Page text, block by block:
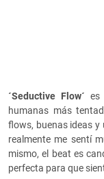
´Seductive Flow´ es
humanas más
flows, buenas ideas y
realmente me sentí
mismo, el beat es
perfecta para que